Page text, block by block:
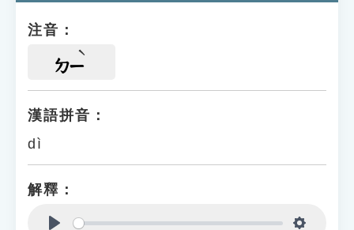
注音：
ㄉㄧ
漢語拼音：
dì
解釋：